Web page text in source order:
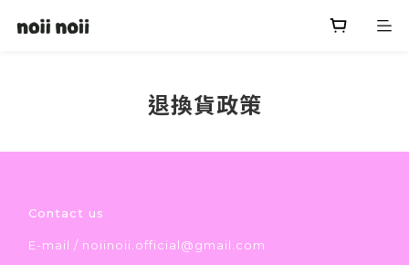
退換貨政策
Contact us
E-mail / noiinoii.official@gmail.com